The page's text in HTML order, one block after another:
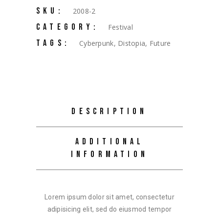
SKU: 2008-2
CATEGORY: Festival
TAGS: Cyberpunk, Distopia, Future
DESCRIPTION
ADDITIONAL
INFORMATION
Lorem ipsum dolor sit amet, consectetur
adipisicing elit, sed do eiusmod tempor